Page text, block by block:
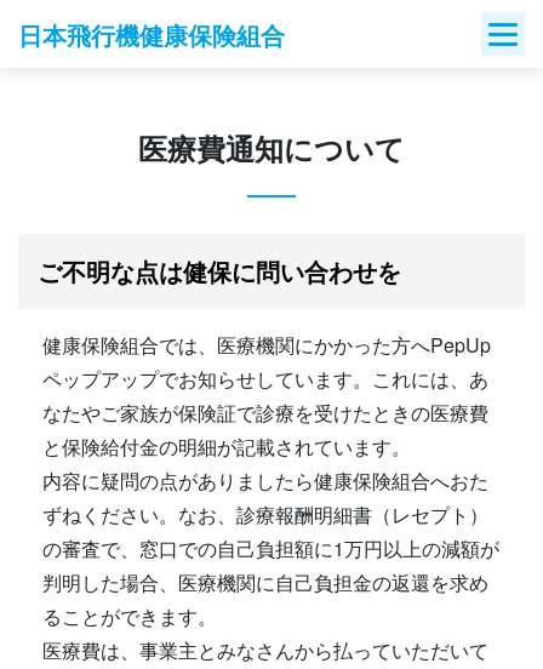
日本飛行機健康保険組合
医療費通知について
ご不明な点は健保に問い合わせを
健康保険組合では、医療機関にかかった方へPepUp
ペップアップでお知らせしています。これには、あ
なたやご家族が保険証で診療を受けたときの医療費
と保険給付金の明細が記載されています。
内容に疑問の点がありましたら健康保険組合へおた
ずねください。なお、診療報酬明細書（レセプト）
の審査で、窓口での自己負担額に1万円以上の減額が
判明した場合、医療機関に自己負担金の返還を求め
ることができます。
医療費は、事業主とみなさんから払っていただいて